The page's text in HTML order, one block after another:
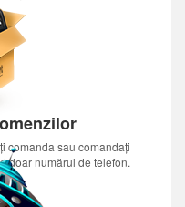
comanda sau comandați
doar numărul de telefon.